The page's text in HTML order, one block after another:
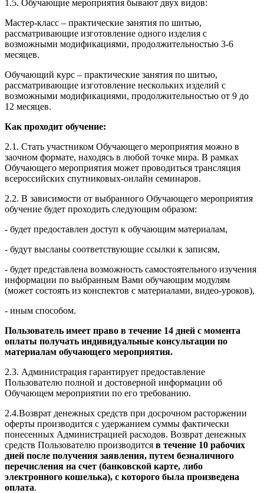
1.5. Обучающие мероприятия бывают двух видов:
Мастер-класс – практические занятия по шитью,
рассматривающие изготовление одного изделия с
возможными модификациями, продолжительностью 3-6
месяцев.
Обучающий курс – практические занятия по шитью,
рассматривающие изготовление нескольких изделий с
возможными модификациями, продолжительностью от 9 до
12 месяцев.
Как проходит обучение:
2.1. Стать участником Обучающего мероприятия можно в
заочном формате, находясь в любой точке мира. В рамках
Обучающего мероприятия может проводиться трансляция
всероссийских спутниковых-онлайн семинаров.
2.2. В зависимости от выбранного Обучающего мероприятия
обучение будет проходить следующим образом:
- будет предоставлен доступ к обучающим материалам,
- будут высланы соответствующие ссылки к записям,
- будет представлена возможность самостоятельного изучения
информации по выбранным Вами обучающим модулям
(может состоять из конспектов с материалами, видео-уроков),
- иным способом.
Пользователь имеет право в течение 14 дней с момента
оплаты получать индивидуальные консультации по
материалам обучающего мероприятия.
2.3. Администрация гарантирует предоставление
Пользователю полной и достоверной информации об
Обучающем мероприятии по его требованию.
2.4.Возврат денежных средств при досрочном расторжении
оферты производится с удержанием суммы фактически
понесенных Администрацией расходов. Возврат денежных
средств Пользователю производится в течение 10 рабочих
дней после получения заявления, путем безналичного
перечисления на счет (банковской карте, либо
электронного кошелька), с которого была произведена
оплата.